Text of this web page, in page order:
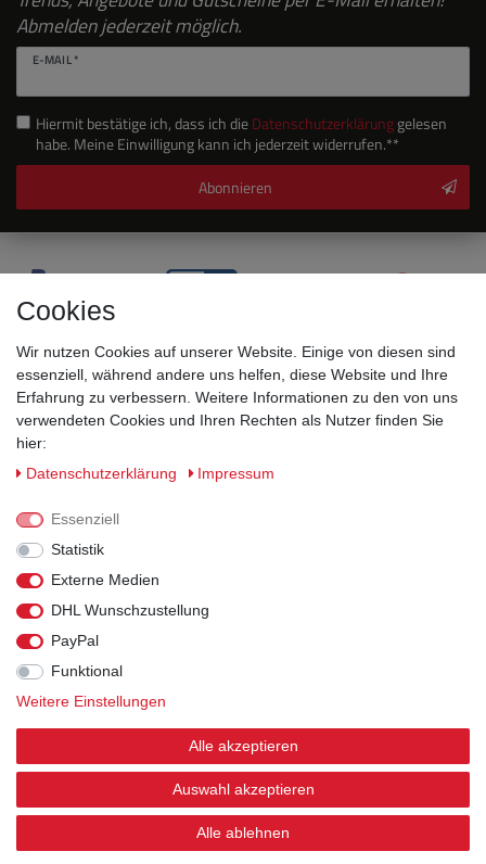
Abmelden jederzeit möglich.
E-MAIL *
Hiermit bestätige ich, dass ich dieDaten­schutz­erklärunggelesen
habe. Meine Einwilligung kann ich jederzeit widerrufen.**
Abonnieren
Sicherheitsklassen
Informationen
Versand
Rechtliches
© 2026 Arbeitsschuhe und Arbeitskleidung kaufen
| HKB24.de - Alle Rechte vorbehalten.| webshop by
nordhelp IT
Cookies
Wir nutzen Cookies auf unserer Website. Einige von diesen sind
essenziell, während andere uns helfen, diese Website und Ihre
Erfahrung zu verbessern. Weitere Informationen zu den von uns
verwendeten Cookies und Ihren Rechten als Nutzer finden Sie
hier:
Daten­schutz­erklärung
Impressum
Essenziell
Statistik
Externe Medien
DHL Wunschzustellung
PayPal
Funktional
Weitere Einstellungen
Alle akzeptieren
Auswahl akzeptieren
Alle ablehnen